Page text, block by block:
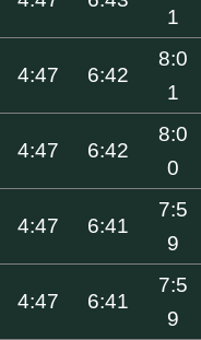
1
4:47 6:42
8:0
1
4:47 6:42
8:0
0
4:47 6:41
7:5
9
4:47 6:41
7:5
9